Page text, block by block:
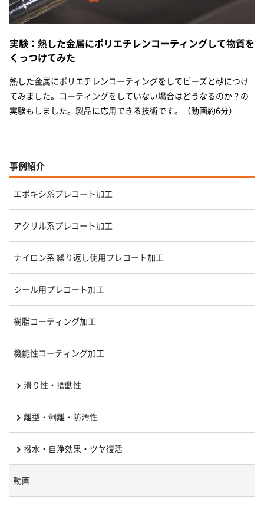
実験：熱した金属にポリエチレンコーティングして物質を
くっつけてみた
熱した金属にポリエチレンコーティングをしてビーズと砂につけ
てみました。コーティングをしていない場合はどうなるのか？の
実験もしました。製品に応用できる技術です。（動画約6分）
事例紹介
エポキシ系プレコート加工
アクリル系プレコート加工
ナイロン系 繰り返し使用プレコート加工
シール用プレコート加工
樹脂コーティング加工
機能性コーティング加工
滑り性・摺動性
離型・剥離・防汚性
撥水・自浄効果・ツヤ復活
動画